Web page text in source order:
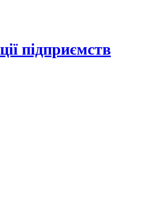
підприємств